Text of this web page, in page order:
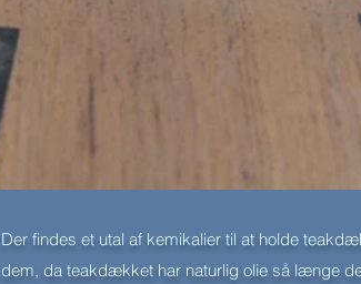
Der findes et utal af kemikalier til at holde
dem, da teakdækket har naturlig olie så længe